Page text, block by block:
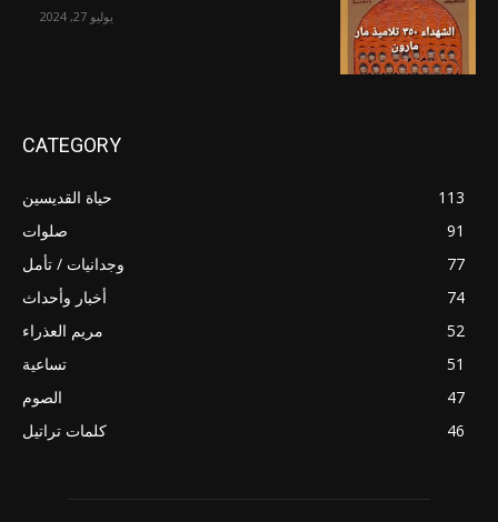
يوليو 27, 2024
CATEGORY
حياة القديسين
113
صلوات
91
وجدانيات / تأمل
77
أخبار وأحداث
74
مريم العذراء
52
تساعية
51
الصوم
47
كلمات تراتيل
46